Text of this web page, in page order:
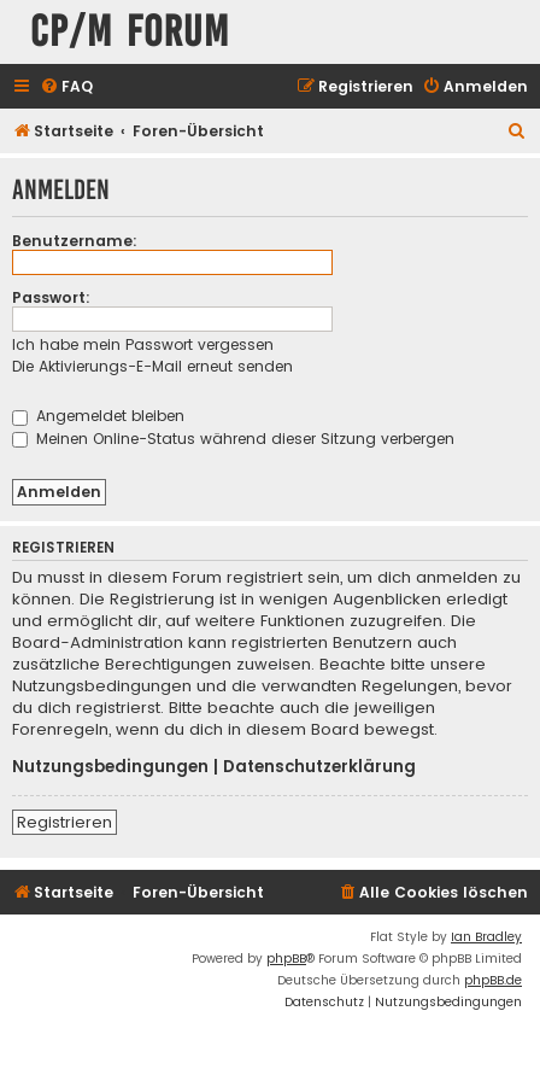
CP/M Forum
FAQ Anmelden
Registrieren
Startseite Foren-Übersicht
h
Anmelden
Benutzername:
Passwort:
Ich habe mein Passwort vergessen
Die Aktivierungs-E-Mail erneut senden
Angemeldet bleiben
Meinen Online-Status während dieser Sitzung verbergen
REGISTRIEREN
Du musst in diesem Forum registriert sein, um dich anmelden zu
können. Die Registrierung ist in wenigen Augenblicken erledigt
und ermöglicht dir, auf weitere Funktionen zuzugreifen. Die
Board-Administration kann registrierten Benutzern auch
zusätzliche Berechtigungen zuweisen. Beachte bitte unsere
Nutzungsbedingungen und die verwandten Regelungen, bevor
du dich registrierst. Bitte beachte auch die jeweiligen
Forenregeln, wenn du dich in diesem Board bewegst.
Nutzungsbedingungen
Datenschutzerklärung
Registrieren
Startseite Foren-Übersicht Alle Cookies löschen
Flat Style by Ian Bradley
Powered by phpBB® Forum Software © phpBB Limited
Deutsche Übersetzung durch phpBB.de
Datenschutz | Nutzungsbedingungen